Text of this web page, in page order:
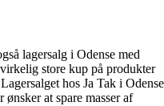
lagersalg i Odense med
store kup på produkter
hos Ja Tak i Odense
at spare masser af